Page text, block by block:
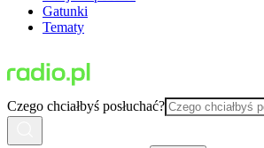
Gatunki
Tematy
Czego chciałbyś posłuchać?